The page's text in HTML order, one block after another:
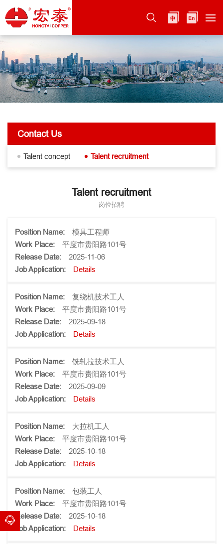
Contact Us
Talent concept Talent recruitment
Talent recruitment
岗位招聘
模具工程师
平度市贵阳路101号
2025-11-06
Details
复绕机技术工人
平度市贵阳路101号
2025-09-18
Details
铣轧拉技术工人
平度市贵阳路101号
2025-09-09
Details
大拉机工人
平度市贵阳路101号
2025-10-18
Details
包装工人
平度市贵阳路101号
2025-10-18
Details